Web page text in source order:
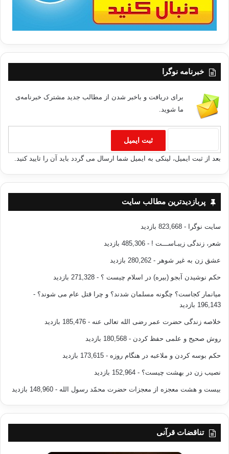
خبرنامه نوگرا
برای دریافت و باخبر شدن از مطالب جدید مشترک خبرنامه‌ی
ما شوید.
بعد از ثبت ایمیل، لینکی به ایمیل شما ارسال می گردد باید آن را تایید کنید.
پربازدیدترین مطالب سایت
سایت نوگرا - 823,668 بازدید
شعر، زندگی زیبـاســـت ! - 485,306 بازدید
عشق زن به غیر شوهر - 280,262 بازدید
حکم نوشیدن آبجو (بیره) در اسلام چیست ؟ - 271,328 بازدید
میانمار کجاست؟ چگونه مسلمان شدند؟ و چرا قتل عام می شوند؟ -
196,143 بازدید
خلاصه زندگی حضرت عمر رضی الله تعالی عنه - 185,476 بازدید
روش صحیح و علمی حفظ کردن - 180,568 بازدید
حکم بوسه کردن و ملاعبه در هنگام روزه - 173,615 بازدید
نصیب زن در بهشت چیست؟ - 152,964 بازدید
بیست و هشت معجزه از معجزات حضرت محمّد رسول الله - 148,960 بازدید
تناقضات قرآنی